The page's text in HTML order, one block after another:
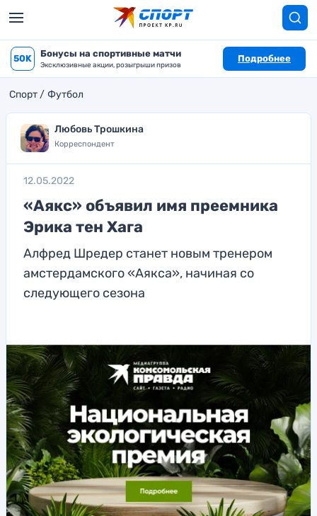
50K Бонусы на спортивные матчи
Эксклюзивные акции, розыгрыши призов
Подробнее
Спорт Футбол
Любовь Трошкина
Корреспондент
12.05.2022
«Аякс» объявил имя преемника
Эрика тен Хага
Алфред Шредер станет новым тренером
амстердамского «Аякса», начиная со
следующего сезона